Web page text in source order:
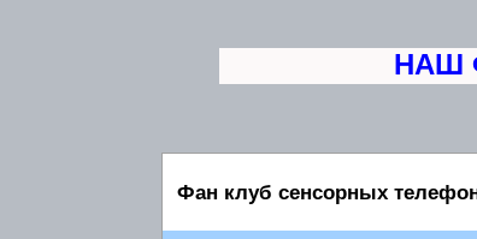
НАШ
Фан клуб сенсорных